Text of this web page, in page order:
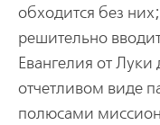
обходится без
решительно
Евангелия от
отчетливом виде
полюсами